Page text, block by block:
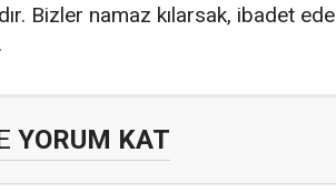
Bizler namaz kılarsak, ibadet
YORUM KAT